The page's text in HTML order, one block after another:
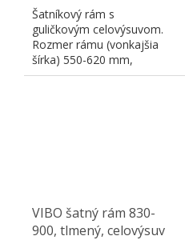
Šatníkový rám s
guličkovým celovýsuvom.
Rozmer rámu (vonkajšia
šírka) 550-620 mm,
vnútorný využiteľný
VIBO šatný rám 830-
900, tlmený, celovýsuv